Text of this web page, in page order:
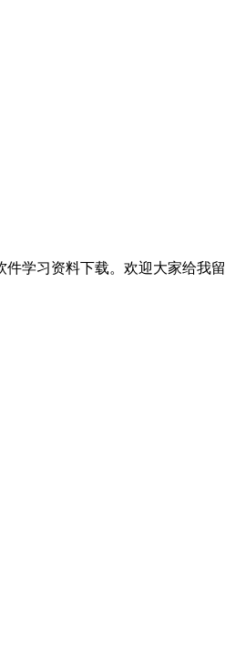
件学习资料下载。欢迎大家给我